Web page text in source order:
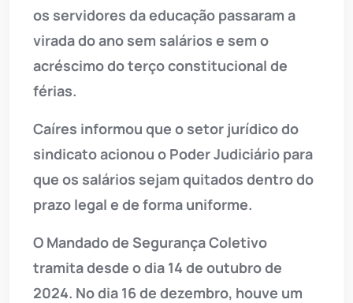
os servidores da educação passaram a
virada do ano sem salários e sem o
acréscimo do terço constitucional de
férias.
Caíres informou que o setor jurídico do
sindicato acionou o Poder Judiciário para
que os salários sejam quitados dentro do
prazo legal e de forma uniforme.
O Mandado de Segurança Coletivo
tramita desde o dia 14 de outubro de
2024. No dia 16 de dezembro, houve um